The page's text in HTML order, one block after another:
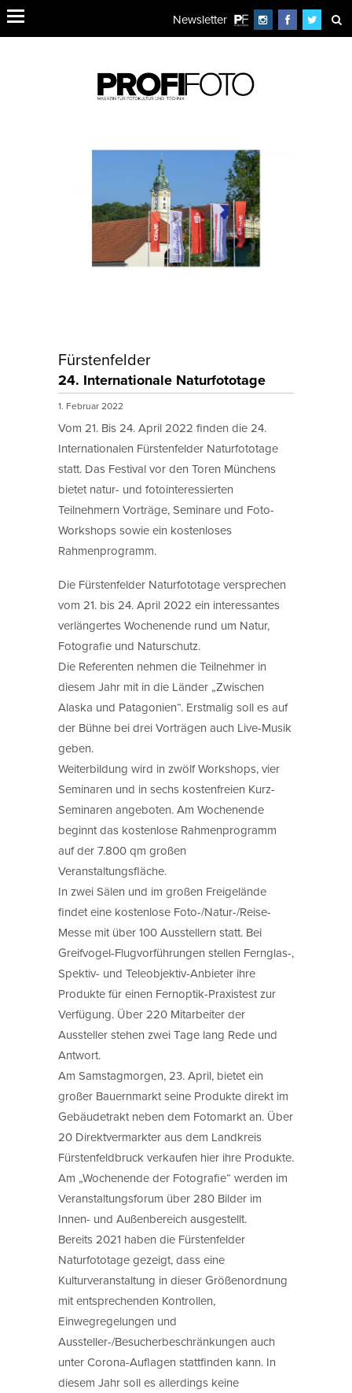
Newsletter
Fürstenfelder
24. Internationale Naturfototage
1. Februar 2022
Vom 21. Bis 24. April 2022 finden die 24.
Internationalen Fürstenfelder Naturfototage
statt. Das Festival vor den Toren Münchens
bietet natur- und fotointeressierten
Teilnehmern Vorträge, Seminare und Foto-
Workshops sowie ein kostenloses
Rahmenprogramm.
Die Fürstenfelder Naturfototage versprechen
vom 21. bis 24. April 2022 ein interessantes
verlängertes Wochenende rund um Natur,
Fotografie und Naturschutz.
Die Referenten nehmen die Teilnehmer in
diesem Jahr mit in die Länder „Zwischen
Alaska und Patagonien“. Erstmalig soll es auf
der Bühne bei drei Vorträgen auch Live-Musik
geben.
Weiterbildung wird in zwölf Workshops, vier
Seminaren und in sechs kostenfreien Kurz-
Seminaren angeboten. Am Wochenende
beginnt das kostenlose Rahmenprogramm
auf der 7.800 qm großen
Veranstaltungsfläche.
In zwei Sälen und im großen Freigelände
findet eine kostenlose Foto-/Natur-/Reise-
Messe mit über 100 Ausstellern statt. Bei
Greifvogel-Flugvorführungen stellen Fernglas-,
Spektiv- und Teleobjektiv-Anbieter ihre
Produkte für einen Fernoptik-Praxistest zur
Verfügung. Über 220 Mitarbeiter der
Aussteller stehen zwei Tage lang Rede und
Antwort.
Am Samstagmorgen, 23. April, bietet ein
großer Bauernmarkt seine Produkte direkt im
Gebäudetrakt neben dem Fotomarkt an. Über
20 Direktvermarkter aus dem Landkreis
Fürstenfeldbruck verkaufen hier ihre Produkte.
Am „Wochenende der Fotografie“ werden im
Veranstaltungsforum über 280 Bilder im
Innen- und Außenbereich ausgestellt.
Bereits 2021 haben die Fürstenfelder
Naturfototage gezeigt, dass eine
Kulturveranstaltung in dieser Größenordnung
mit entsprechenden Kontrollen,
Einwegregelungen und
Aussteller-/Besucherbeschränkungen auch
unter Corona-Auflagen stattfinden kann. In
diesem Jahr soll es allerdings keine